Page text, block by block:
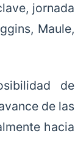
jornada
Maule,
de
de las
hacia